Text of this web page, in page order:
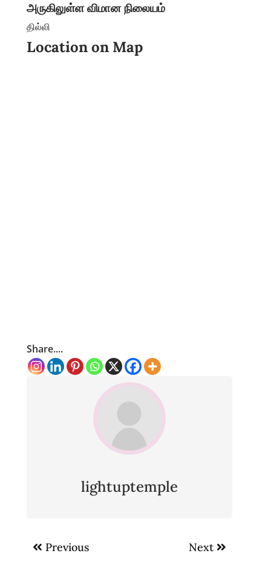
அருகிலுள்ள விமான நிலையம்
தில்லி
Location on Map
Share....
lightuptemple
Post
navigation
Previous Next